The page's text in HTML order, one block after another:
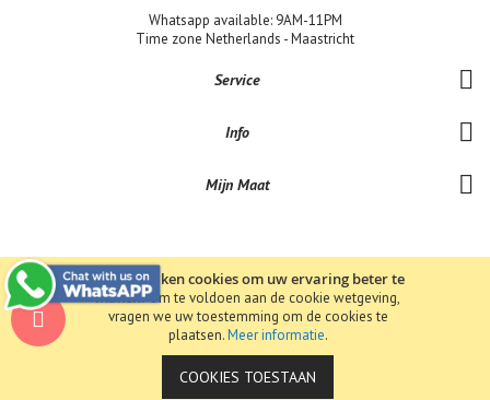
Wij gebruiken cookies om uw ervaring beter te
maken.Om te voldoen aan de cookie wetgeving,
vragen we uw toestemming om de cookies te
plaatsen. Meer informatie.
COOKIES TOESTAAN
Whatsapp available: 9AM-11PM
Time zone Netherlands - Maastricht
Service
Info
Mijn Maat
Copyright © 2019 Bene-Lux Jewels bv BTW: NL857390156B01 KvK:
68319193 . All rights reserved.